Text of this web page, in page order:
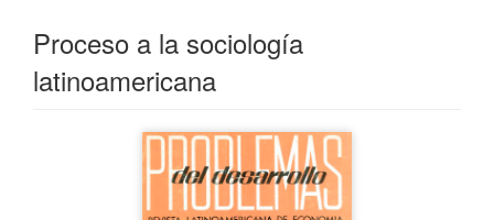
Proceso a la sociología
latinoamericana